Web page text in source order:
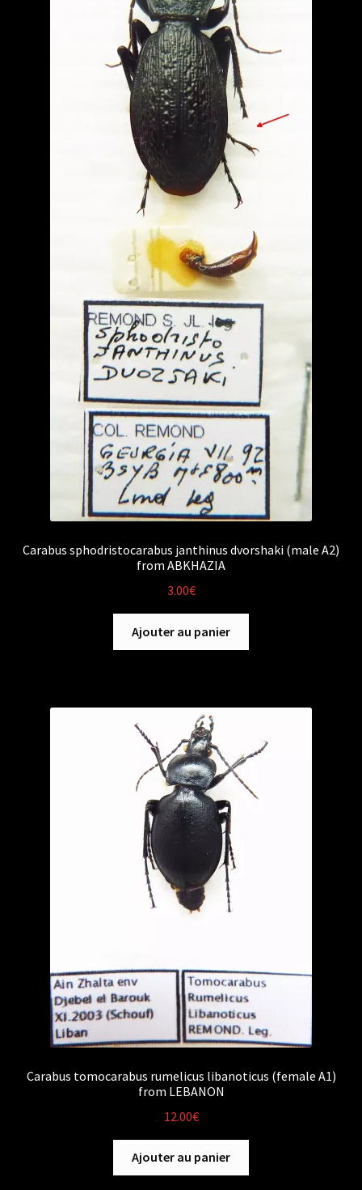
Carabus sphodristocarabus janthinus dvorshaki (male A2)
from ABKHAZIA
3.00€
Ajouter au panier
Carabus tomocarabus rumelicus libanoticus (female A1)
from LEBANON
12.00€
Ajouter au panier